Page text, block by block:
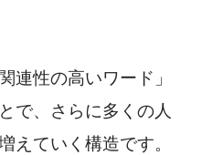
連性の高いワード」
で、さらに多くの人
えていく構造です。